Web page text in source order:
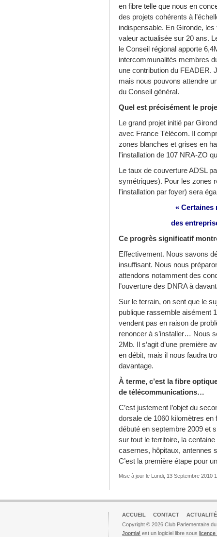
en fibre telle que nous en
des projets cohérents à
indispensable. En Gironde,
valeur actualisée sur 20 ans.
le Conseil régional apporte
intercommunalités membres
une contribution du FEADER.
mais nous pouvons attendre
du Conseil général.
Quel est précisément le
Le grand projet initié par
avec France Télécom. Il
zones blanches et grises en
l’installation de 107 NRA-ZO
Le taux de couverture ADSL
symétriques). Pour les zones
l’installation par foyer) sera
« Certaines
des
Ce progrès significatif
Effectivement. Nous savons
insuffisant. Nous nous
attendons notamment des
l’ouverture des DNRA à
Sur le terrain, on sent que le
publique rassemble aisément
vendent pas en raison de
renoncer à s’installer… Nous
2Mb. Il s’agit d’une première
en débit, mais il nous faudra
davantage.
À terme, c’est la fibre
de télécommunications…
C’est justement l’objet du
dorsale de 1060 kilomètres en
débuté en septembre 2009 et
sur tout le territoire, la
casernes, hôpitaux, antennes
C’est la première étape pour
Mise à jour le Lundi, 13 Septembre 2010
ACCUEIL CONTACT
Copyright © 2026 Club Parlementaire
Joomla! est un logiciel libre souslicence